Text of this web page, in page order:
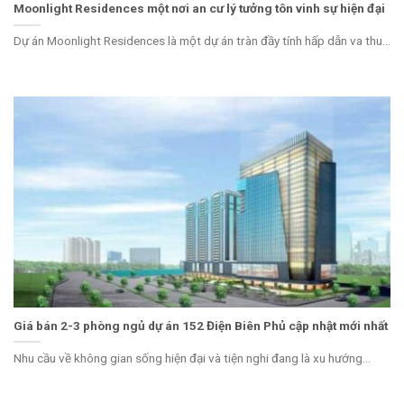
Moonlight Residences một nơi an cư lý tưởng tôn vinh sự hiện đại
Dự án Moonlight Residences là một dự án tràn đầy tính hấp dẫn va thu...
Giá bán 2-3 phòng ngủ dự án 152 Điện Biên Phủ cập nhật mới nhất
Nhu cầu về không gian sống hiện đại và tiện nghi đang là xu hướng...